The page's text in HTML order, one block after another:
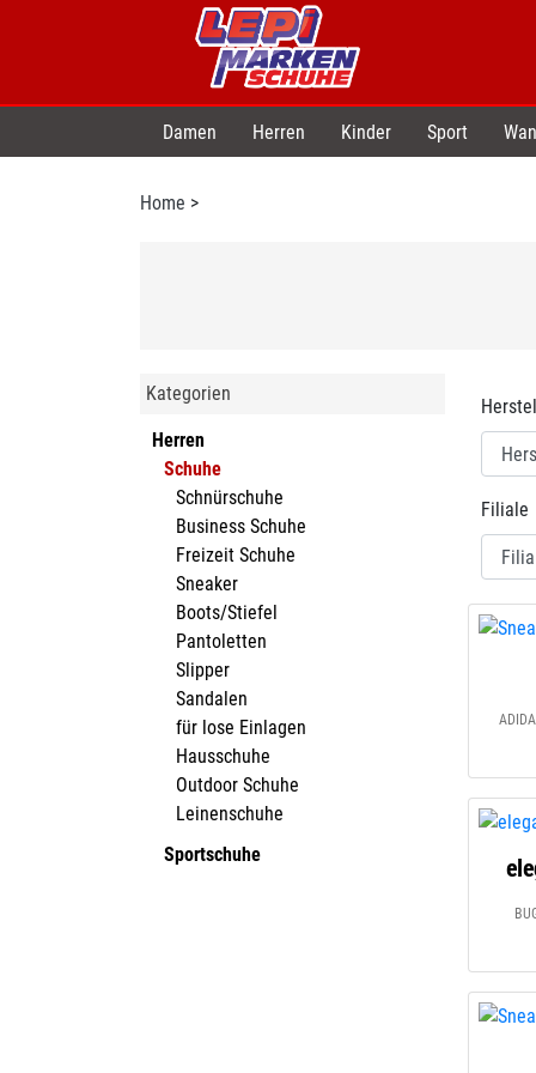
Damen Herren Kinder Sport
Home >
Kategorien
Herren
Schuhe
Schnürschuhe
Business Schuhe
Freizeit Schuhe
Sneaker
Boots/Stiefel
Pantoletten
Slipper
Sandalen
für lose Einlagen
Hausschuhe
Outdoor Schuhe
Leinenschuhe
Sportschuhe
Filiale